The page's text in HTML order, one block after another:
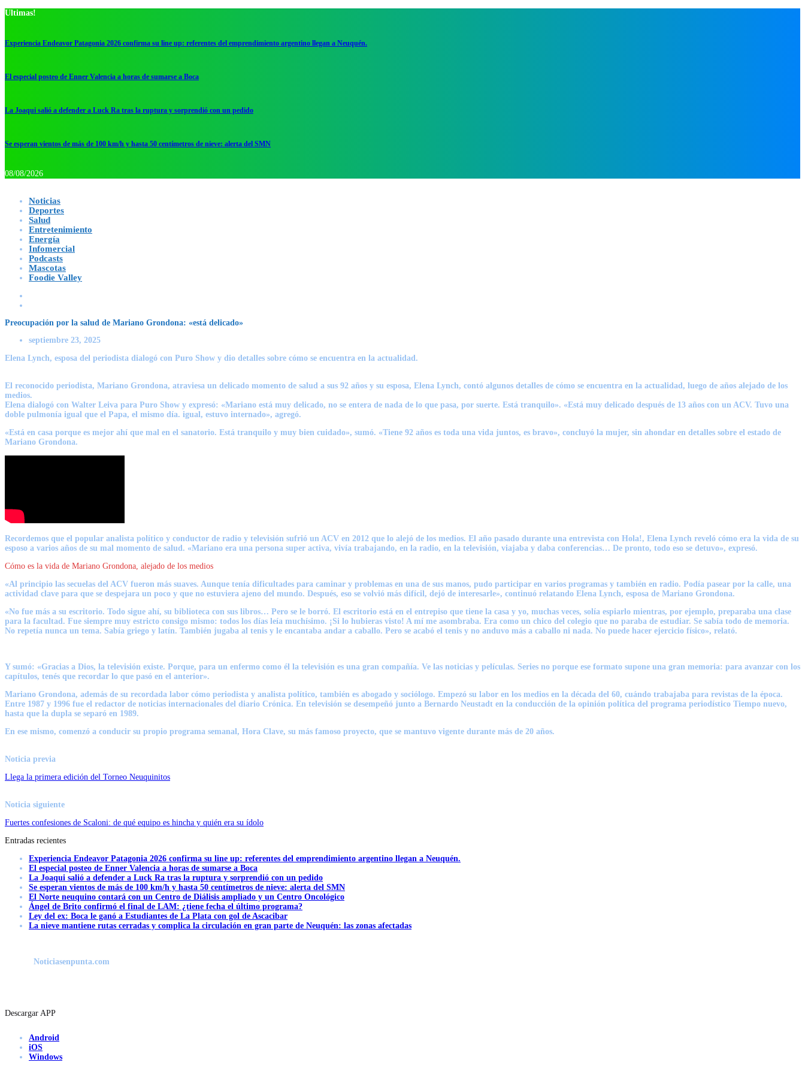
Ultimas!
Experiencia Endeavor Patagonia 2026 confirma su line up: referentes del emprendimiento argentino llegan a Neuquén.
El especial posteo de Enner Valencia a horas de sumarse a Boca
La Joaqui salió a defender a Luck Ra tras la ruptura y sorprendió con un pedido
Se esperan vientos de más de 100 km/h y hasta 50 centímetros de nieve: alerta del SMN
08/08/2026
Noticias
Deportes
Salud
Entretenimiento
Energía
Infomercial
Podcasts
Mascotas
Foodie Valley
Preocupación por la salud de Mariano Grondona: «está delicado»
septiembre 23, 2025
Elena Lynch, esposa del periodista dialogó con Puro Show y dio detalles sobre cómo se encuentra en la actualidad.
El reconocido periodista, Mariano Grondona, atraviesa un delicado momento de salud a sus 92 años y su esposa, Elena Lynch, contó algunos detalles de cómo se encuentra en la actualidad, luego de años alejado de los
medios.
Elena dialogó con Walter Leiva para Puro Show y expresó: «Mariano está muy delicado, no se entera de nada de lo que pasa, por suerte. Está tranquilo». «Está muy delicado después de 13 años con un ACV. Tuvo una
doble pulmonía igual que el Papa, el mismo día. igual, estuvo internado», agregó.
«Está en casa porque es mejor ahí que mal en el sanatorio. Está tranquilo y muy bien cuidado», sumó. «Tiene 92 años es toda una vida juntos, es bravo», concluyó la mujer, sin ahondar en detalles sobre el estado de
Mariano Grondona.
Recordemos que el popular analista político y conductor de radio y televisión sufrió un ACV en 2012 que lo alejó de los medios. El año pasado durante una entrevista con Hola!, Elena Lynch reveló cómo era la vida de su
esposo a varios años de su mal momento de salud. «Mariano era una persona super activa, vivía trabajando, en la radio, en la televisión, viajaba y daba conferencias… De pronto, todo eso se detuvo», expresó.
Cómo es la vida de Mariano Grondona, alejado de los medios
«Al principio las secuelas del ACV fueron más suaves. Aunque tenía dificultades para caminar y problemas en una de sus manos, pudo participar en varios programas y también en radio. Podía pasear por la calle, una
actividad clave para que se despejara un poco y que no estuviera ajeno del mundo. Después, eso se volvió más difícil, dejó de interesarle», continuó relatando Elena Lynch, esposa de Mariano Grondona.
«No fue más a su escritorio. Todo sigue ahí, su biblioteca con sus libros… Pero se le borró. El escritorio está en el entrepiso que tiene la casa y yo, muchas veces, solía espiarlo mientras, por ejemplo, preparaba una clase
para la facultad. Fue siempre muy estricto consigo mismo: todos los días leía muchísimo. ¡Si lo hubieras visto! A mí me asombraba. Era como un chico del colegio que no paraba de estudiar. Se sabía todo de memoria.
No repetía nunca un tema. Sabía griego y latín. También jugaba al tenis y le encantaba andar a caballo. Pero se acabó el tenis y no anduvo más a caballo ni nada. No puede hacer ejercicio físico», relató.
Y sumó: «Gracias a Dios, la televisión existe. Porque, para un enfermo como él la televisión es una gran compañía. Ve las noticias y películas. Series no porque ese formato supone una gran memoria: para avanzar con los
capítulos, tenés que recordar lo que pasó en el anterior».
Mariano Grondona, además de su recordada labor cómo periodista y analista político, también es abogado y sociólogo. Empezó su labor en los medios en la década del 60, cuándo trabajaba para revistas de la época.
Entre 1987 y 1996 fue el redactor de noticias internacionales del diario Crónica. En televisión se desempeñó junto a Bernardo Neustadt en la conducción de la opinión política del programa periodístico Tiempo nuevo,
hasta que la dupla se separó en 1989.
En ese mismo, comenzó a conducir su propio programa semanal, Hora Clave, su más famoso proyecto, que se mantuvo vigente durante más de 20 años.
Noticia previa
Llega la primera edición del Torneo Neuquinitos
Noticia siguiente
Fuertes confesiones de Scaloni: de qué equipo es hincha y quién era su ídolo
Entradas recientes
Experiencia Endeavor Patagonia 2026 confirma su line up: referentes del emprendimiento argentino llegan a Neuquén.
El especial posteo de Enner Valencia a horas de sumarse a Boca
La Joaqui salió a defender a Luck Ra tras la ruptura y sorprendió con un pedido
Se esperan vientos de más de 100 km/h y hasta 50 centímetros de nieve: alerta del SMN
El Norte neuquino contará con un Centro de Diálisis ampliado y un Centro Oncológico
Ángel de Brito confirmó el final de LAM: ¿tiene fecha el último programa?
Ley del ex: Boca le ganó a Estudiantes de La Plata con gol de Ascacibar
La nieve mantiene rutas cerradas y complica la circulación en gran parte de Neuquén: las zonas afectadas
Noticiasenpunta.com
Descargar APP
Android
iOS
Windows